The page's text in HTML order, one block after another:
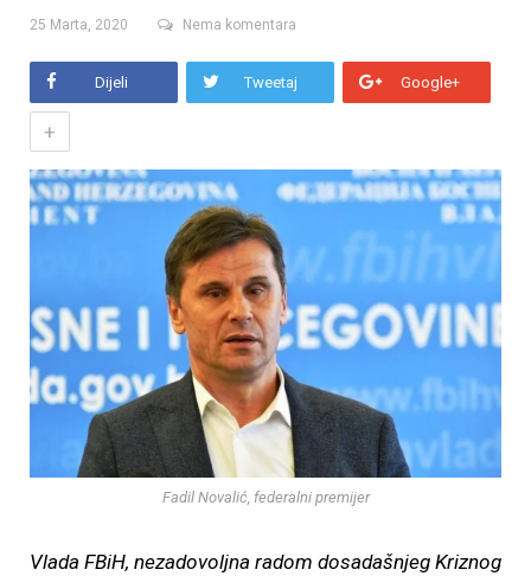
25 Marta, 2020 Nema komentara
Dijeli Tweetaj Google+
+
Fadil Novalić, federalni premijer
Vlada FBiH, nezadovoljna radom dosadašnjeg Kriznog